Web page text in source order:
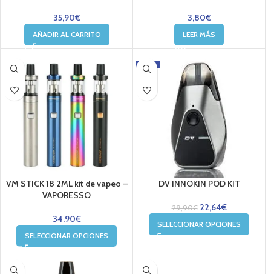
35,90€
AÑADIR AL CARRITO
3,80€
LEER MÁS
VM STICK 18 2ML kit de vapeo –
VAPORESSO
34,90€
SELECCIONAR OPCIONES
-24%
DV INNOKIN POD KIT
29,90€ 22,64€
SELECCIONAR OPCIONES